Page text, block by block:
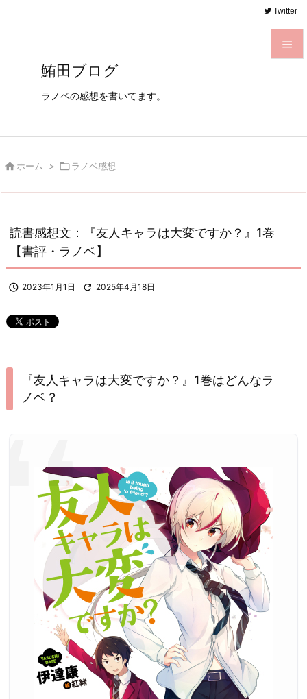
鮪田ブログ
ラノベの感想を書いてます。

次へ
Twitter
 ホーム > ラノベ感想
読書感想文：『友人キャラは大変ですか？』1巻
【書評・ラノベ】
 2023年1月1日  2025年4月18日
『友人キャラは大変ですか？』1巻はどんなラ
ノベ？